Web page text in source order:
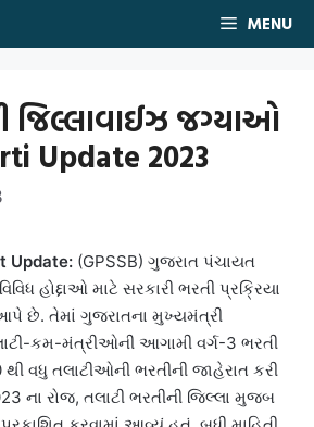
MENU
જિલ્લાવાઈઝ જગ્યાઓ
Update 2023
Update: (GPSSB) ગુજરાત પંચાયત
હોદ્દાઓ માટે સરકારી ભરતી પ્રક્રિયા
છે. તેમાં ગુજરાતના મુખ્યમંત્રી
કમ-મંત્રીઓની આગામી વર્ગ-3 ભરતી
વધુ તલાટીઓની ભરતીની જાહેરાત કરી
ના રોજ, તલાટી ભરતીની જિલ્લા મુજબ